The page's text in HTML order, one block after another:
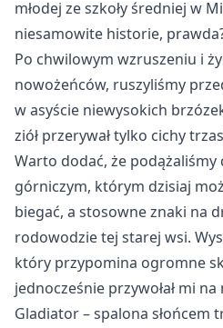
młodej ze szkoły średniej w
niesamowite historie,
Po chwilowym wzruszeniu i
nowożeńców, ruszyliśmy
w asyście niewysokich
ziół przerywał tylko cichy
Warto dodać, że podążaliśmy
górniczym, którym dzisiaj
biegać, a stosowne znaki na
rodowodzie tej starej wsi.
który przypomina ogromne
jednocześnie przywołał mi
Gladiator – spalona słońcem